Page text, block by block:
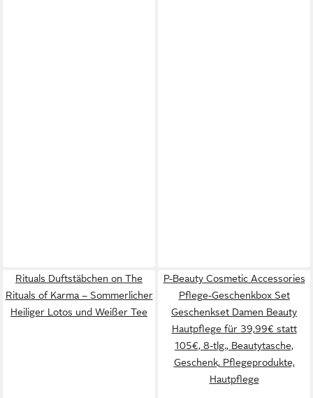
Rituals Duftstäbchen on The
Rituals of Karma – Sommerlicher
Heiliger Lotos und Weißer Tee
P-Beauty Cosmetic Accessories
Pflege-Geschenkbox Set
Geschenkset Damen Beauty
Hautpflege für 39,99€ statt
105€, 8-tlg., Beautytasche,
Geschenk, Pflegeprodukte,
Hautpflege